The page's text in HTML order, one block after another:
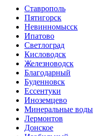
Ставрополь
Пятигорск
Невинномысск
Ипатово
Светлоград
Кисловодск
Железноводск
Благодарный
Буденновск
Ессентуки
Иноземцево
Минеральные воды
Лермонтов
Донское